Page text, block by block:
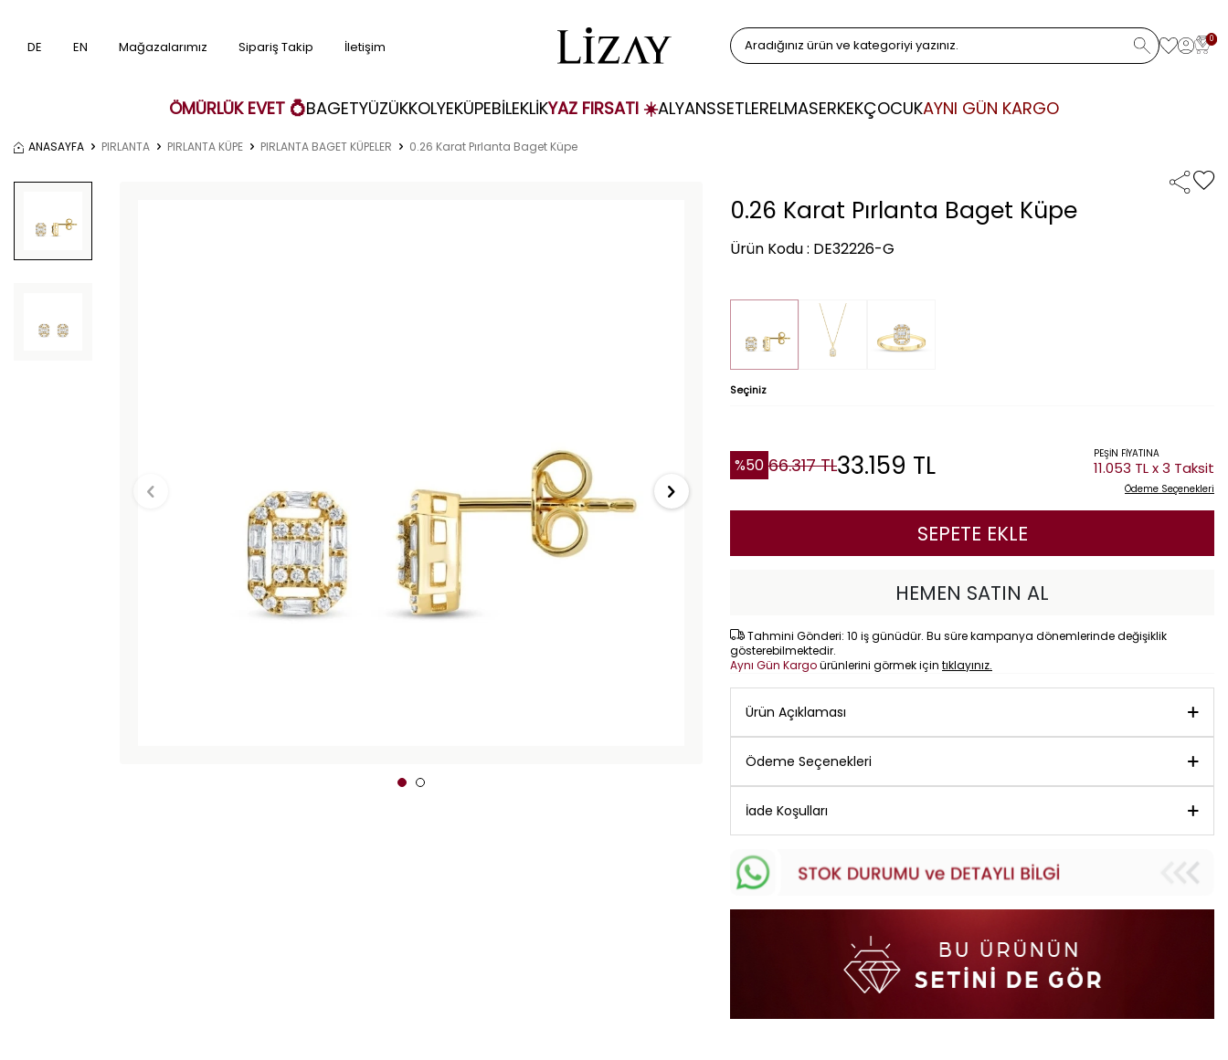
DE EN Mağazalarımız Sipariş Takip İletişim 0
ÖMÜRLÜK EVET 💍BAGETYÜZÜKKOLYEKÜPEBİLEKLİKYAZ FIRSATI ☀️ALYANSSETLERELMASERKEKÇOCUKAYNI GÜN KARGO
ANASAYFA PIRLANTA PIRLANTA KÜPE PIRLANTA BAGET KÜPELER 0.26 Karat Pırlanta Baget Küpe
0.26 Karat Pırlanta Baget Küpe
Ürün Kodu : DE32226-G
Seçiniz
%50 66.317TL33.159 TL PEŞİN FİYATINA
11.053 TL x 3 Taksit
Ödeme Seçenekleri
SEPETE EKLE
HEMEN SATIN AL
Tahmini Gönderi: 10 iş günüdür. Bu süre kampanya dönemlerinde değişiklik
gösterebilmektedir.
Aynı Gün Kargoürünlerini görmek için tıklayınız.
Ürün Açıklaması
Ödeme Seçenekleri
İade Koşulları